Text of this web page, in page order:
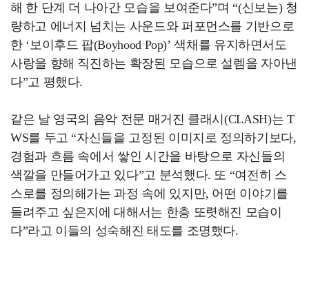
해 한 단계 더 나아간 모습을 보여준다”며 “(신보는) 청
량하고 에너지 넘치는 사운드와 퍼포먼스를 기반으로
한 ‘보이후드 팝(Boyhood Pop)’ 색채를 유지하면서도
사랑을 향해 직진하는 확장된 모습으로 설렘을 자아낸
다”고 평했다.
같은 날 영국의 음악 전문 매거진 클래시(CLASH)는 T
WS를 두고 “자신들을 고정된 이미지로 정의하기보다,
경험과 흐름 속에서 쌓인 시간을 바탕으로 자신들의
색깔을 만들어가고 있다”고 분석했다. 또 “여전히 스
스로를 정의해가는 과정 속에 있지만, 어떤 이야기를
들려주고 싶은지에 대해서는 한층 또렷해진 모습이
다”라고 이들의 성숙해진 태도를 조명했다.